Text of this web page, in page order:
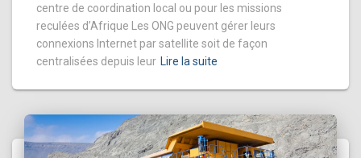
centre de coordination local ou pour les missions
reculées d’Afrique Les ONG peuvent gérer leurs
connexions Internet par satellite soit de façon
centralisées depuis leur Lire la suite